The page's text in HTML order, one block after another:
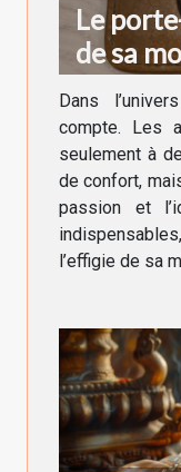
Le
de sa
Dans
compte. Les
seulement à
de confort,
passion et
l’effigie de sa